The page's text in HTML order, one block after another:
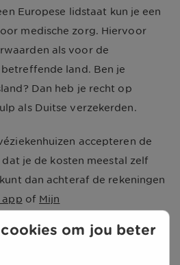
Europese lidstaat kun je een
medische zorg. Hiervoor
als voor de
land. Ben je
Dan heb je recht op
als Duitse verzekerden.
accepteren de
je de kosten meestal zelf
dan achteraf de rekeningen
app of Mijn
en Italië.om jou beter